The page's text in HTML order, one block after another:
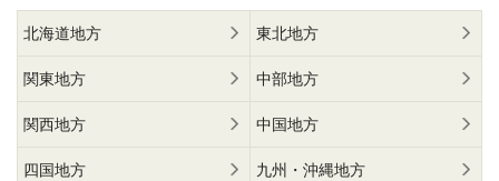
北海道地方 東北地方
関東地方 中部地方
関西地方 中国地方
四国地方 九州・沖縄地方